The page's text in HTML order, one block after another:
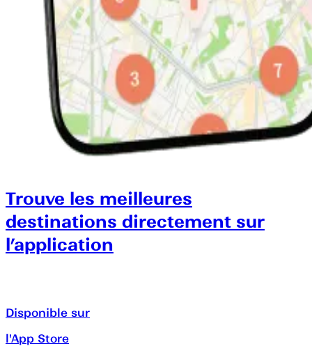
Trouve les meilleures
destinations directement sur
l’application
Disponible sur
l'App Store